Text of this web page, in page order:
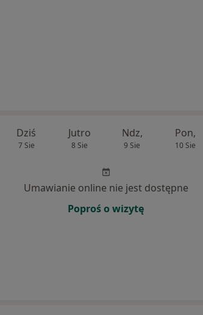
Dziś
7 Sie
Jutro
8 Sie
Ndz,
9 Sie
Pon,
10 Sie
Umawianie online nie jest dostępne
Poproś o wizytę